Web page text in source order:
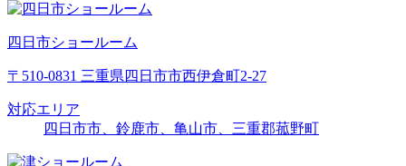
四日市ショールーム
〒510-0831 三重県四日市市西伊倉町2-27
対応エリア
四日市市、鈴鹿市、亀山市、三重郡菰野町